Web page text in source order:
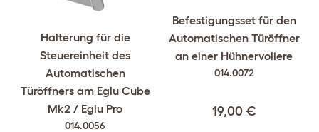
Halterung für die
Steuereinheit des
Automatischen
Türöffners am Eglu Cube
Mk2 / Eglu Pro
014.0056
Befestigungsset für den
Automatischen Türöffner
an einer Hühnervoliere
014.0072
19,00 €